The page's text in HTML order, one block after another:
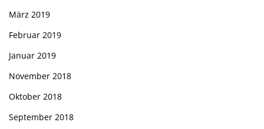
März 2019
Februar 2019
Januar 2019
November 2018
Oktober 2018
September 2018